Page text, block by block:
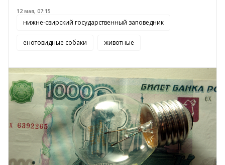
12 мая, 07:15
нижне-свирский государственный заповедник
енотовидные собаки животные